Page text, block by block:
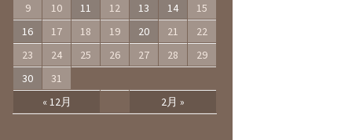
« 12月 2月 »
9
10 11 12 13 14
15
16
17 18 19 20 21
22
23
24 25 26 27 28
29
30
31